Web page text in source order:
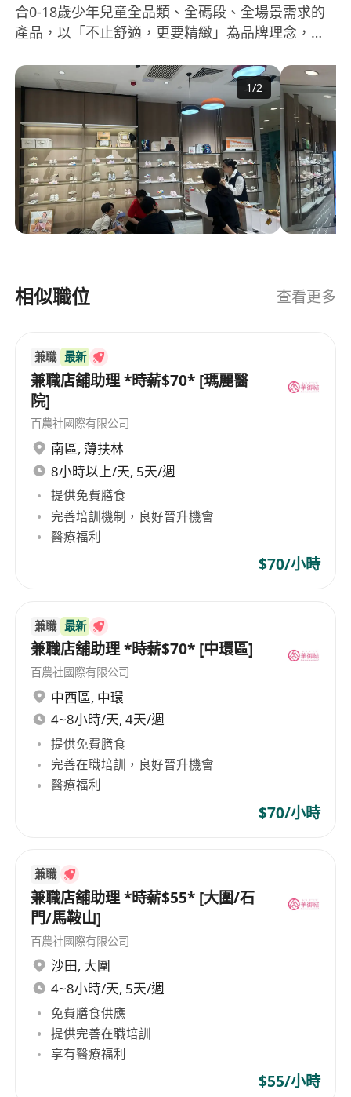
合0-18歲少年兒童全品類、全碼段、全場景需求的
產品，以「不止舒適，更要精緻」為品牌理念，始
童鞋。 科學地將產品劃分為六個階段：0階柔抱
鞋，1階步前鞋，2階學步鞋，3階幼兒園鞋，4階小
學生鞋，5階青少年鞋，穩穩第一步，高光每一步。
為此，泰蘭尼斯一直致力於和行業頂尖的品牌、機
構進行合作，使用VIBRAM、MICHELIN世界級專業
鞋底技術，獲得BVmark國際防滑認證，與瑞士近百
年抑菌品牌Sanitized、美國高端技術產品OrthoLite
形成長期戰略合作夥伴。
1/2
相似職位 查看更多
兼職 最新
兼職店舖助理 *時薪$70* [瑪麗醫
院]
百農社國際有限公司
南區, 薄扶林
8小時以上/天, 5天/週
提供免費膳食
完善培訓機制，良好晉升機會
醫療福利
$70/小時
兼職 最新
兼職店舖助理 *時薪$70* [中環區]
百農社國際有限公司
中西區, 中環
4~8小時/天, 4天/週
提供免費膳食
完善在職培訓，良好晉升機會
醫療福利
$70/小時
兼職
兼職店舖助理 *時薪$55* [大圍/石
門/馬鞍山]
百農社國際有限公司
沙田, 大圍
4~8小時/天, 5天/週
免費膳食供應
提供完善在職培訓
享有醫療福利
$55/小時